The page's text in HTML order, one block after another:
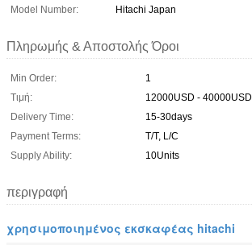
Model Number:
Hitachi Japan
Πληρωμής & Αποστολής Όροι
Min Order:
1
Τιμή:
12000USD - 40000USD
Delivery Time:
15-30days
Payment Terms:
T/T, L/C
Supply Ability:
10Units
περιγραφή
χρησιμοποιημένος εκσκαφέας hitachi